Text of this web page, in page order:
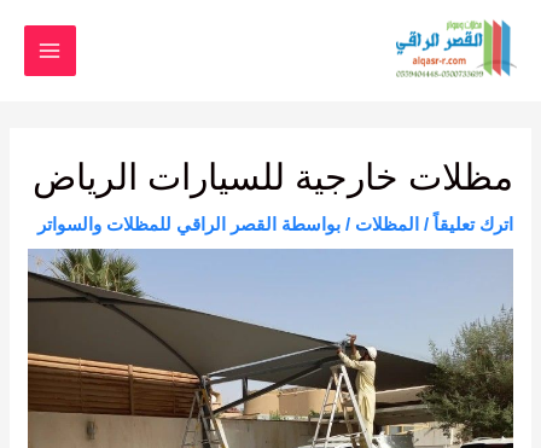
المحتوى
مظلات خارجية للسيارات الرياض
اترك تعليقاً / المظلات / بواسطة القصر الراقي للمظلات والسواتر